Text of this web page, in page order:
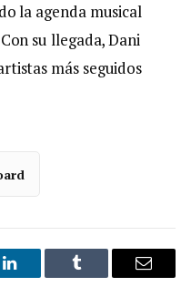
la agenda musical
su llegada, Dani
más seguidos
LinkedIn Tumblr
Correo